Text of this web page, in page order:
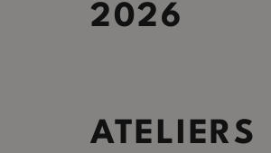
2026
ATELIERS